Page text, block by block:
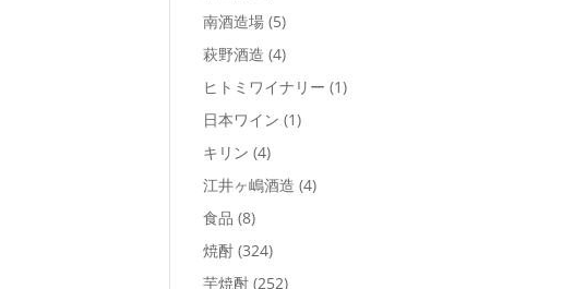
南酒造場 (5)
萩野酒造 (4)
ヒトミワイナリー (1)
日本ワイン (1)
キリン (4)
江井ヶ嶋酒造 (4)
食品 (8)
焼酎 (324)
芋焼酎 (252)